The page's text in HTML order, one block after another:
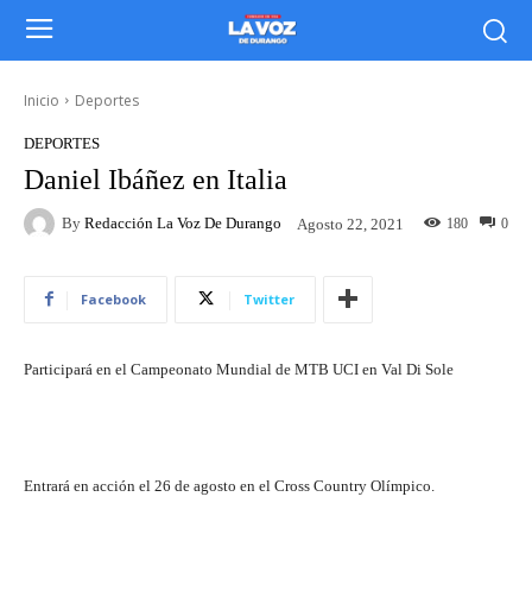
Inicio Deportes
DEPORTES
Daniel Ibáñez en Italia
By Redacción La Voz De Durango Agosto 22, 2021 0
180
Facebook Twitter
Participará en el Campeonato Mundial de MTB UCI en Val Di Sole
Entrará en acción el 26 de agosto en el Cross Country Olímpico.